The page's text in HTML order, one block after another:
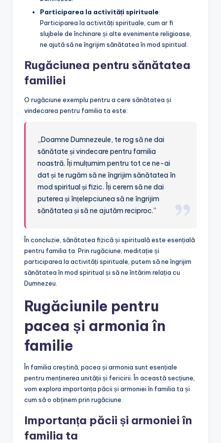
Participarea la activități spirituale:
Participarea la activități spirituale, cum ar fi
slujbele de închinare și alte evenimente religioase,
ne ajută să ne îngrijim sănătatea în mod spiritual.
Rugăciunea pentru sănătatea
familiei
O rugăciune exemplu pentru a cere sănătatea și
vindecarea pentru familia ta este:
„Doamne Dumnezeule, te rog să ne dai
sănătate și vindecare pentru familia
noastră. Îți mulțumim pentru tot ce ne-ai
dat și te rugăm să ne îngrijim sănătatea în
mod spiritual și fizic. Îți cerem să ne dai
puterea și înțelepciunea să ne îngrijim
sănătatea și să ne ajutăm reciproc.”
În concluzie, sănătatea fizică și spirituală este esențială
pentru familia ta. Prin rugăciune, meditație și
participarea la activități spirituale, putem să ne îngrijim
sănătatea în mod spiritual și să ne întărim relația cu
Dumnezeu.
Rugăciunile pentru
pacea și armonia în
familie
În familia creștină, pacea și armonia sunt esențiale
pentru menținerea unității și fericirii. În această secțiune,
vom explora importanța păcii și armoniei în familia ta și
cum să o obținem prin rugăciune.
Importanța păcii și armoniei în
familia ta